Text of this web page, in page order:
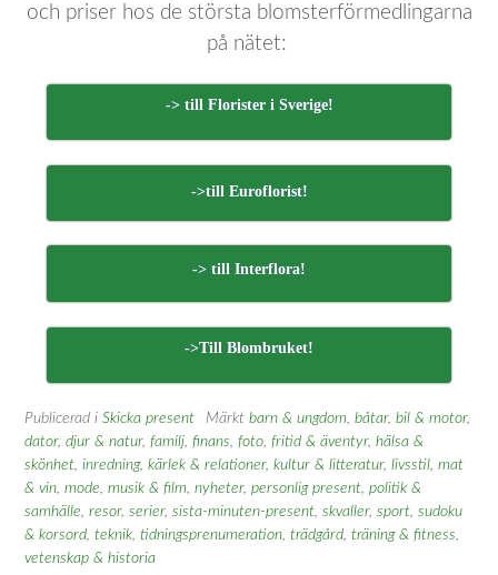
och priser hos de största blomsterförmedlingarna
på nätet:
-> till Florister i Sverige!
->till Euroflorist!
-> till Interflora!
->Till Blombruket!
Publicerad i Skicka present Märkt barn & ungdom, båtar, bil & motor,
dator, djur & natur, familj, finans, foto, fritid & äventyr, hälsa &
skönhet, inredning, kärlek & relationer, kultur & litteratur, livsstil, mat
& vin, mode, musik & film, nyheter, personlig present, politik &
samhälle, resor, serier, sista-minuten-present, skvaller, sport, sudoku
& korsord, teknik, tidningsprenumeration, trädgård, träning & fitness,
vetenskap & historia